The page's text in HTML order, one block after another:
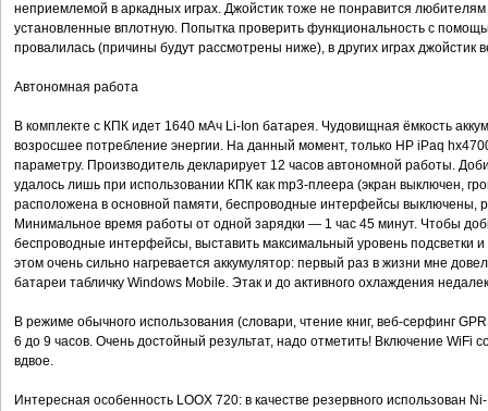
неприемлемой в аркадных играх. Джойстик тоже не понравится
установленные вплотную. Попытка проверить функциональность с
провалилась (причины будут рассмотрены ниже), в других играх джойстик
Автономная работа
В комплекте с КПК идет 1640 мАч Li-Ion батарея. Чудовищная ёмкость
возросшее потребление энергии. На данный момент, только HP iPaq
параметру. Производитель декларирует 12 часов автономной работы.
удалось лишь при использовании КПК как mp3-плеера (экран выключен,
расположена в основной памяти, беспроводные интерфейсы выключены,
Минимальное время работы от одной зарядки — 1 час 45 минут. Чтобы
беспроводные интерфейсы, выставить максимальный уровень подсветки
этом очень сильно нагревается аккумулятор: первый раз в жизни мне
батареи табличку Windows Mobile. Этак и до активного охлаждения
В режиме обычного использования (словари, чтение книг, веб-серфинг
6 до 9 часов. Очень достойный результат, надо отметить! Включение WiFi
вдвое.
Интересная особенность LOOX 720: в качестве резервного использован